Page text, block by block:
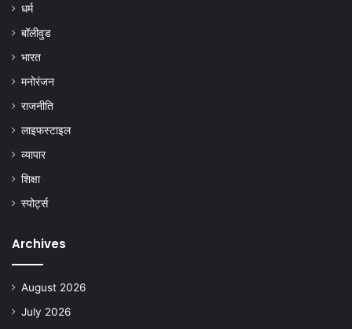
धर्म
बॉलीवुड
भारत
मनोरंजन
राजनीति
लाइफस्टाइल
व्यापार
शिक्षा
स्पोर्ट्स
Archives
August 2026
July 2026